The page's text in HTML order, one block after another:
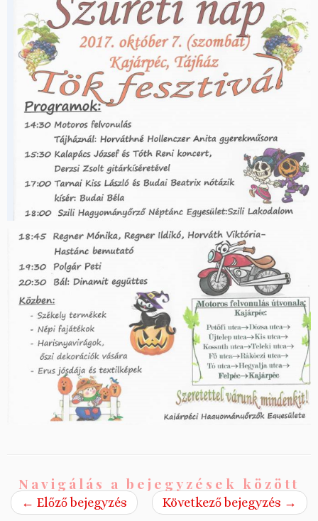
Navigálás a bejegyzések között
← Előző bejegyzés Következő bejegyzés →